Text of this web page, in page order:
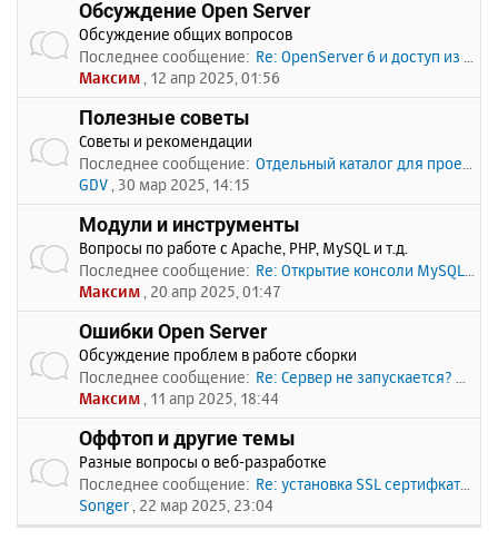
Обсуждение Open Server
Обсуждение общих вопросов
Последнее сообщение: Re: OpenServer 6 и доступ из …
Максим , 12 апр 2025, 01:56
Полезные советы
Советы и рекомендации
Последнее сообщение: Отдельный каталог для проекто…
GDV , 30 мар 2025, 14:15
Модули и инструменты
Вопросы по работе с Apache, PHP, MySQL и т.д.
Последнее сообщение: Re: Открытие консоли MySQL по…
Максим , 20 апр 2025, 01:47
Ошибки Open Server
Обсуждение проблем в работе сборки
Последнее сообщение: Re: Сервер не запускается? Пи…
Максим , 11 апр 2025, 18:44
Оффтоп и другие темы
Разные вопросы о веб-разработке
Последнее сообщение: Re: установка SSL сертифката
Songer , 22 мар 2025, 23:04